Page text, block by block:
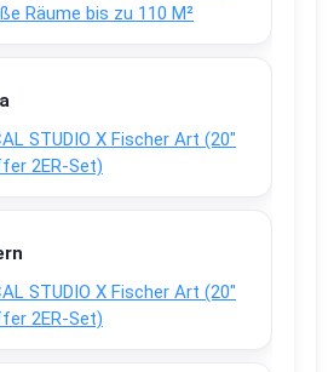
Räume bis zu 110 M²
STUDIO X Fischer Art (20″
2ER-Set)
STUDIO X Fischer Art (20″
2ER-Set)